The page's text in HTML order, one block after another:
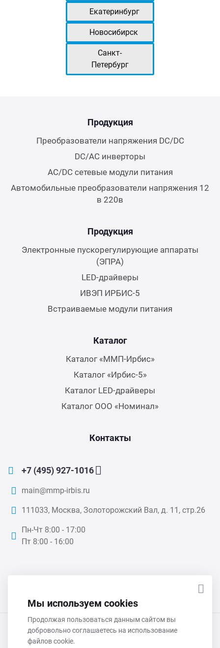
Екатеринбург
Новосибирск
Санкт-
Петербург
Продукция
Преобразователи напряжения DC/DC
DC/AC инверторы
AC/DC сетевые модули питания
Автомобильные преобразователи напряжения 12
в 220в
Продукция
Электронные пускорегулирующие аппараты
(ЭПРА)
LED-драйверы
ИВЭП ИРБИС-5
Встраиваемые модули питания
Каталог
Каталог «ММП-Ирбис»
Каталог «Ирбис-5»
Каталог LED-драйверы
Каталог ООО «Номинал»
Контакты
+7 (495) 927-1016
main@mmp-irbis.ru
111033, Москва, Золоторожский Вал, д. 11, стр.26
Пн-Чт 8:00 - 17:00
Пт 8:00 - 16:00
ООО «ММП-Ирбис» 2026 © Все права защищены
Мы используем cookies
Продолжая пользоваться данным сайтом вы
добровольно соглашаетесь на использование
файлов cookie.